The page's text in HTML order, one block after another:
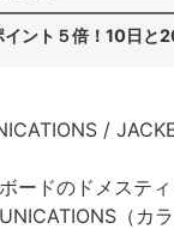
ント５倍！10日と
/
ードのドメステ
（カ